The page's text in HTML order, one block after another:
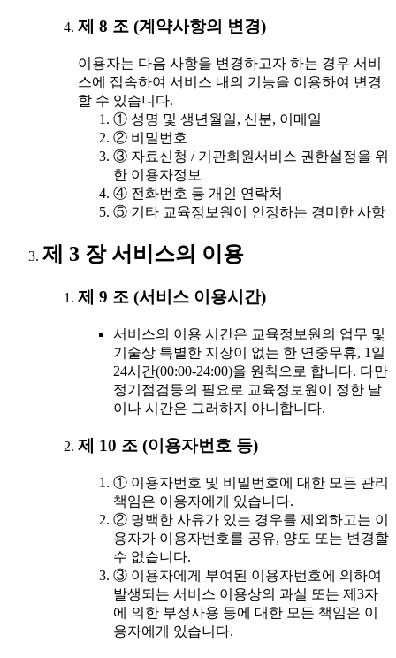
제 8 조 (계약사항의 변경)
이용자는 다음 사항을 변경하고자 하는 경우 서비
스에 접속하여 서비스 내의 기능을 이용하여 변경
할 수 있습니다.
① 성명 및 생년월일, 신분, 이메일
② 비밀번호
③ 자료신청 / 기관회원서비스 권한설정을 위
한 이용자정보
④ 전화번호 등 개인 연락처
⑤ 기타 교육정보원이 인정하는 경미한 사항
제 3 장 서비스의 이용
제 9 조 (서비스 이용시간)
서비스의 이용 시간은 교육정보원의 업무 및
기술상 특별한 지장이 없는 한 연중무휴, 1일
24시간(00:00-24:00)을 원칙으로 합니다. 다만
정기점검등의 필요로 교육정보원이 정한 날
이나 시간은 그러하지 아니합니다.
제 10 조 (이용자번호 등)
① 이용자번호 및 비밀번호에 대한 모든 관리
책임은 이용자에게 있습니다.
② 명백한 사유가 있는 경우를 제외하고는 이
용자가 이용자번호를 공유, 양도 또는 변경할
수 없습니다.
③ 이용자에게 부여된 이용자번호에 의하여
발생되는 서비스 이용상의 과실 또는 제3자
에 의한 부정사용 등에 대한 모든 책임은 이
용자에게 있습니다.